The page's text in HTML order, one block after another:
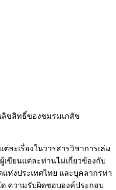
ขสิทธิ์ของชมรมเภสัช
ะเรื่องในวารสารวิชาการเล่ม
ขียนแต่ละท่านไม่เกี่ยวข้องกับ
ห่งประเทศไทย และบุคลากรท่า
ความรับผิดชอบองค์ประกอบ